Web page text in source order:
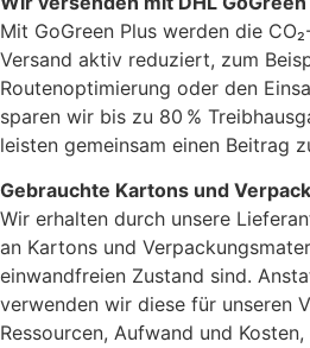
Mit GoGreen Plus werden die
Versand aktiv reduziert, zum
Routenoptimierung oder den
sparen wir bis zu 80 %
leisten gemeinsam einen Beitrag
Gebrauchte Kartons und
Wir erhalten durch unsere
an Kartons und
einwandfreien Zustand sind.
verwenden wir diese für unseren
Ressourcen, Aufwand und